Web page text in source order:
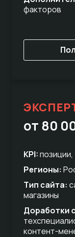
факторов
от 80
KPI:позиции,
Регионы:
Тип сайта:
магазины
Доработки
контент-